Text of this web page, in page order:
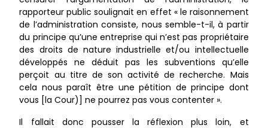
rapporteur public soulignait en effet « le raisonnement
de l’administration consiste, nous semble-t-il, à partir
du principe qu’une entreprise qui n’est pas propriétaire
des droits de nature industrielle et/ou intellectuelle
développés ne déduit pas les subventions qu’elle
perçoit au titre de son activité de recherche. Mais
cela nous paraît être une pétition de principe dont
vous [la Cour)] ne pourrez pas vous contenter ».
Il fallait donc pousser la réflexion plus loin, et